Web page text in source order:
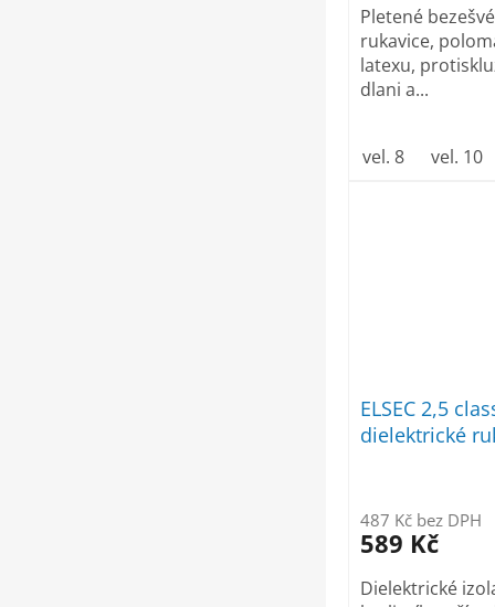
Pletené
rukavice,
latexu,
dlani a...
vel. 8 vel. 10
ELSEC 2,5
dielektrické
487 Kč bez DPH
589 Kč
Dielektrické